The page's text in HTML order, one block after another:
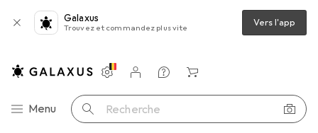
Galaxus
Trouvez et commandez plus vite Vers l'app
Navigation par catégorie
Menu Recherche
Paramètres
Compte client
Listes de comparaison
Listes d'envies
Panier